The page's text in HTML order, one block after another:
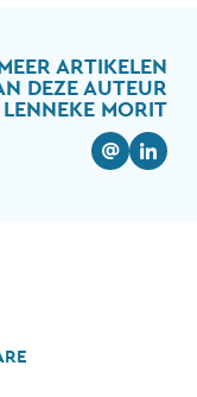
ARTIKELEN
DEZE AUTEUR
LENNEKE MORIT